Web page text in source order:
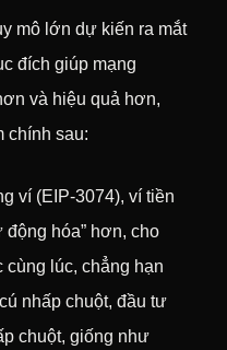
mô lớn dự kiến ra mắt
đích giúp mạng
và hiệu quả hơn,
chính sau:
ví (EIP-3074), ví tiền
động hóa” hơn, cho
cùng lúc, chẳng hạn
nhấp chuột, đầu tư
chuột, giống như